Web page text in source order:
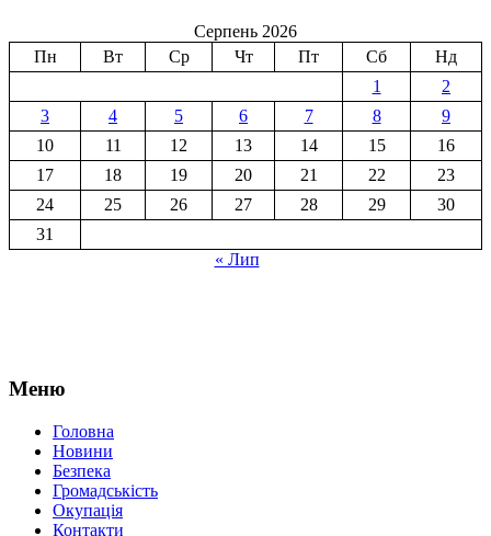
Серпень 2026
Пн
Вт Ср Чт Пт Сб
Нд
1
2
3
4 5 6 7 8
9
10
11 12 13 14 15
16
17
18 19 20 21 22
23
24
25 26 27 28 29
30
31
« Лип
Меню
Головна
Новини
Безпека
Громадськість
Окупація
Контакти